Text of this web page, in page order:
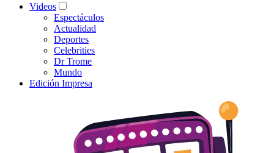
Videos
Espectáculos
Actualidad
Deportes
Celebrities
Dr Trome
Mundo
Edición Impresa